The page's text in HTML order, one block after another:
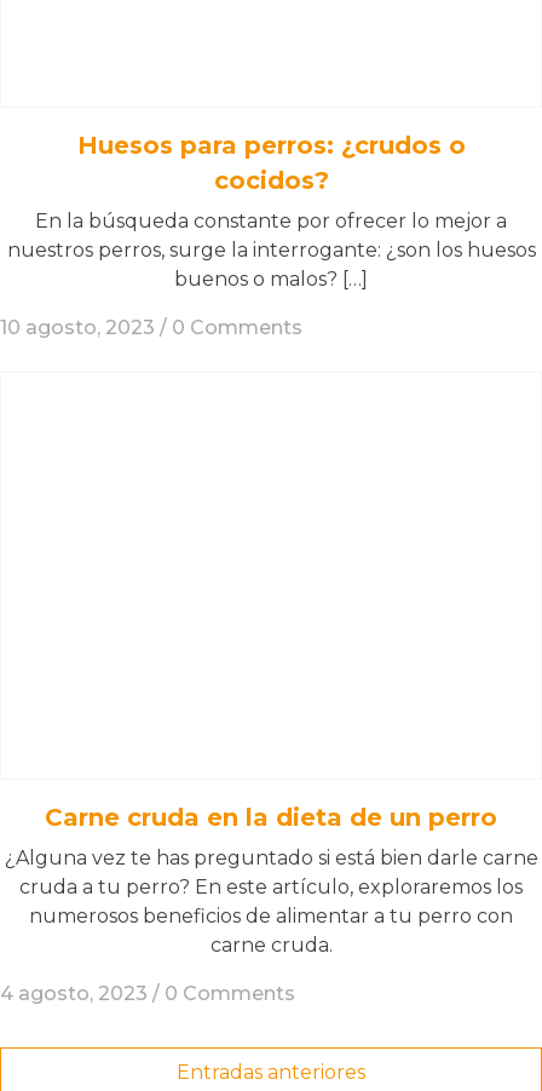
Huesos para perros: ¿crudos o
cocidos?
En la búsqueda constante por ofrecer lo mejor a
nuestros perros, surge la interrogante: ¿son los huesos
buenos o malos? […]
10 agosto, 2023 / 0 Comments
Carne cruda en la dieta de un perro
¿Alguna vez te has preguntado si está bien darle carne
cruda a tu perro? En este artículo, exploraremos los
numerosos beneficios de alimentar a tu perro con
carne cruda.
4 agosto, 2023 / 0 Comments
NavegaciónEntradas anteriores